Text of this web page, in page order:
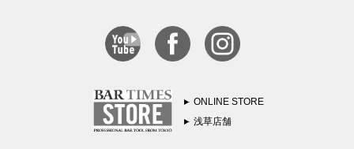
ONLINE STORE
浅草店舗